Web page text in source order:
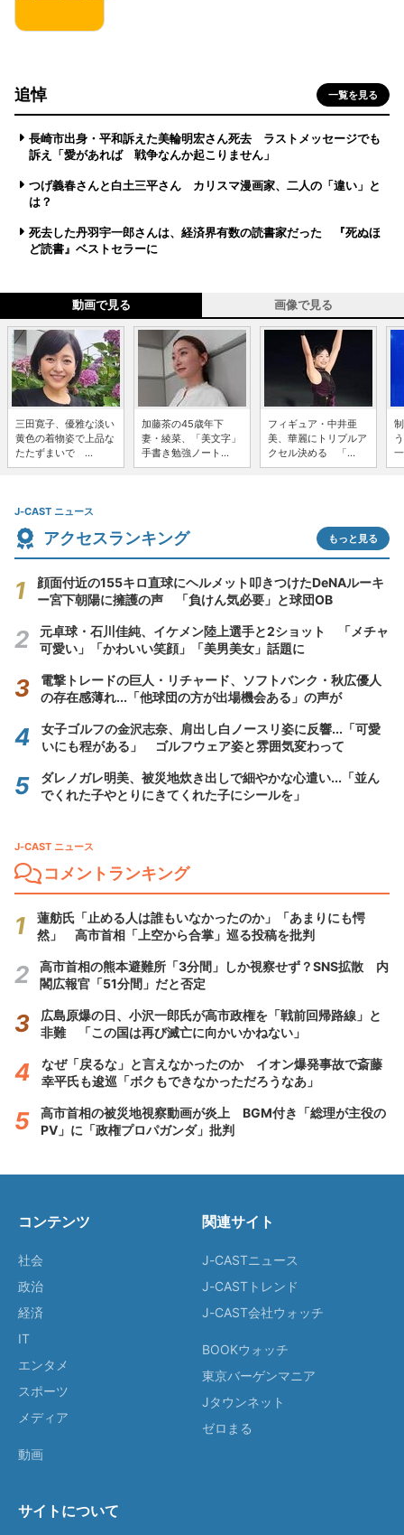
追悼 一覧を見る
長崎市出身・平和訴えた美輪明宏さん死去 ラストメッセージでも
訴え「愛があれば 戦争なんか起こりません」
つげ義春さんと白土三平さん カリスマ漫画家、二人の「違い」と
は？
死去した丹羽宇一郎さんは、経済界有数の読書家だった 『死ぬほ
ど読書』ベストセラーに
動画で見る 画像で見る
三田寛子、優雅な淡い
黄色の着物姿で上品な
たたずまいで ...
加藤茶の45歳年下
妻・綾菜、「美文字」
手書き勉強ノート...
フィギュア・中井亜
美、華麗にトリプルア
クセル決める 「...
J-CAST ニュース
アクセスランキング もっと見る
顔面付近の155キロ直球にヘルメット叩きつけたDeNAルーキ
ー宮下朝陽に擁護の声 「負けん気必要」と球団OB
元卓球・石川佳純、イケメン陸上選手と2ショット 「メチャ
可愛い」「かわいい笑顔」「美男美女」話題に
電撃トレードの巨人・リチャード、ソフトバンク・秋広優人
の存在感薄れ...「他球団の方が出場機会ある」の声が
女子ゴルフの金沢志奈、肩出し白ノースリ姿に反響...「可愛
いにも程がある」 ゴルフウェア姿と雰囲気変わって
ダレノガレ明美、被災地炊き出しで細やかな心遣い...「並ん
でくれた子やとりにきてくれた子にシールを」
J-CAST ニュース
コメントランキング
蓮舫氏「止める人は誰もいなかったのか」「あまりにも愕
然」 高市首相「上空から合掌」巡る投稿を批判
高市首相の熊本避難所「3分間」しか視察せず？SNS拡散 内
閣広報官「51分間」だと否定
広島原爆の日、小沢一郎氏が高市政権を「戦前回帰路線」と
非難 「この国は再び滅亡に向かいかねない」
なぜ「戻るな」と言えなかったのか イオン爆発事故で斎藤
幸平氏も逡巡「ボクもできなかっただろうなあ」
高市首相の被災地視察動画が炎上 BGM付き「総理が主役の
PV」に「政権プロパガンダ」批判
コンテンツ
社会
政治
経済
IT
エンタメ
スポーツ
メディア
動画
関連サイト
J-CASTニュース
J-CASTトレンド
J-CAST会社ウォッチ
BOOKウォッチ
東京バーゲンマニア
Jタウンネット
ゼロまる
サイトについて